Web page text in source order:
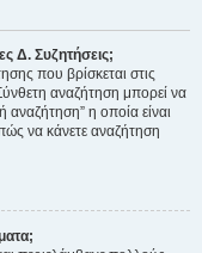
Δ. Συζητήσεις;
που βρίσκεται στις
αναζήτηση μπορεί να
η οποία είναι
να κάνετε αναζήτηση